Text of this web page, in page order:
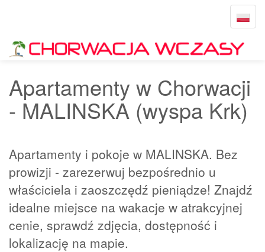
Toggle
Strona główna
MALINSKA
Apartamenty w Chorwacji
- MALINSKA (wyspa Krk)
Apartamenty i pokoje w MALINSKA. Bez
prowizji - zarezerwuj bezpośrednio u
właściciela i zaoszczędź pieniądze! Znajdź
idealne miejsce na wakacje w atrakcyjnej
cenie, sprawdź zdjęcia, dostępność i
lokalizację na mapie.